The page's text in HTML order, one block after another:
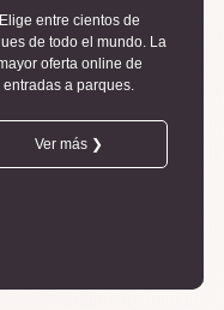
Elige entre cientos de
de todo el mundo. La
oferta online de
entradas a parques.
Ver más ❯